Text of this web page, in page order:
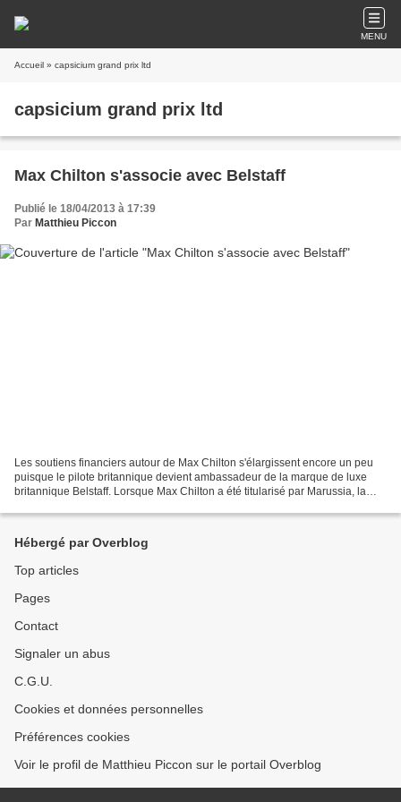
MENU
Accueil » capsicium grand prix ltd
capsicium grand prix ltd
Max Chilton s'associe avec Belstaff
Publié le 18/04/2013 à 17:39
Par Matthieu Piccon
Les soutiens financiers autour de Max Chilton s'élargissent encore un peu
puisque le pilote britannique devient ambassadeur de la marque de luxe
britannique Belstaff. Lorsque Max Chilton a été titularisé par Marussia, la
Hébergé par Overblog
Top articles
Pages
Contact
Signaler un abus
C.G.U.
Cookies et données personnelles
Préférences cookies
Voir le profil de Matthieu Piccon sur le portail Overblog